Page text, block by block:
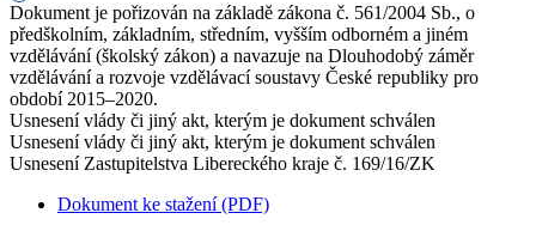
Dokument je pořizován na základě zákona č. 561/2004 Sb., o
předškolním, základním, středním, vyšším odborném a jiném
vzdělávání (školský zákon) a navazuje na Dlouhodobý záměr
vzdělávání a rozvoje vzdělávací soustavy České republiky pro
období 2015–2020.
Usnesení vlády či jiný akt, kterým je dokument schválen
Usnesení vlády či jiný akt, kterým je dokument schválen
Usnesení Zastupitelstva Libereckého kraje č. 169/16/ZK
Dokument ke stažení (PDF)